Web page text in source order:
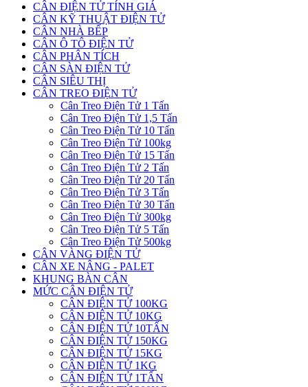
CÂN ĐIỆN TỬ TÍNH GIÁ
CÂN KỸ THUẬT ĐIỆN TỬ
CÂN NHÀ BẾP
CÂN Ô TÔ ĐIỆN TỬ
CÂN PHÂN TÍCH
CÂN SÀN ĐIỆN TỬ
CÂN SIÊU THỊ
CÂN TREO ĐIỆN TỬ
Cân Treo Điện Tử 1 Tấn
Cân Treo Điện Tử 1,5 Tấn
Cân Treo Điện Tử 10 Tấn
Cân Treo Điện Tử 100kg
Cân Treo Điện Tử 15 Tấn
Cân Treo Điện Tử 2 Tấn
Cân Treo Điện Tử 20 Tấn
Cân Treo Điện Tử 3 Tấn
Cân Treo Điện Tử 30 Tấn
Cân Treo Điện Tử 300kg
Cân Treo Điện Tử 5 Tấn
Cân Treo Điện Tử 500kg
CÂN VÀNG ĐIỆN TỬ
CÂN XE NÂNG - PALET
KHUNG BÀN CÂN
MỨC CÂN ĐIỆN TỬ
CÂN ĐIỆN TỬ 100KG
CÂN ĐIỆN TỬ 10KG
CÂN ĐIỆN TỬ 10TẤN
CÂN ĐIỆN TỬ 150KG
CÂN ĐIỆN TỬ 15KG
CÂN ĐIỆN TỬ 1KG
CÂN ĐIỆN TỬ 1TẤN